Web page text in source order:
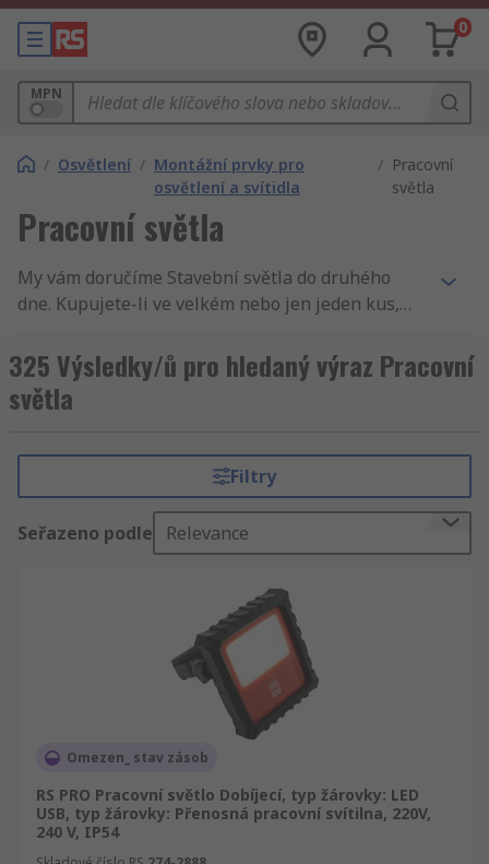
0
MPN
/ Osvětlení / Montážní prvky pro
osvětlení a svítidla
/ Pracovní
světla
Pracovní světla
My vám doručíme Stavební světla do druhého
dne. Kupujete-li ve velkém nebo jen jeden kus,
dodán druhý den. Jsme si jisti, že naše výrobky
jsou nejkvalitnější na trhu, ale chceme, abyste se
přesvědčili sami a proto Vám nabízíme
také patří Stavební světla. Kromě Stavební světla
je vám k dispozici oblast Mechanické produkty a
nástroje, dále nabízíme Mechanické součásti,
Nářadí a skladování nářadí, příslušenství a
online poradnu. Technická data a specifikace si
můžete stáhnout na těchto stránkách.
325 Výsledky/ů pro hledaný výraz Pracovní
světla
Filtry
Seřazeno podle Relevance
Omezen_ stav zásob
RS PRO Pracovní světlo Dobíjecí, typ žárovky: LED
USB, typ žárovky: Přenosná pracovní svítilna, 220V,
240 V, IP54